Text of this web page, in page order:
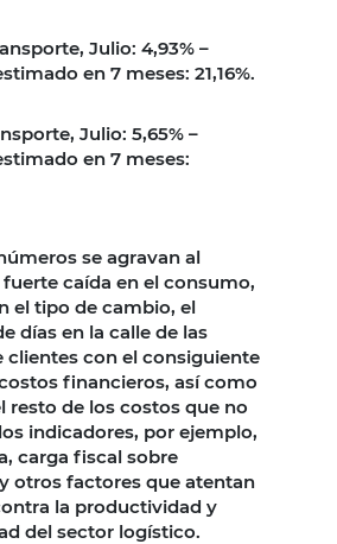
Julio: 4,93% –
en 7 meses: 21,16%.
Julio: 5,65% –
en 7 meses:
se agravan al
caída en el consumo,
el tipo de cambio, el
días en la calle de las
clientes con el consiguiente
financieros, así como
resto de los costos que no
indicadores, por ejemplo,
carga fiscal sobre
otros factores que atentan
la productividad y
del sector logístico.